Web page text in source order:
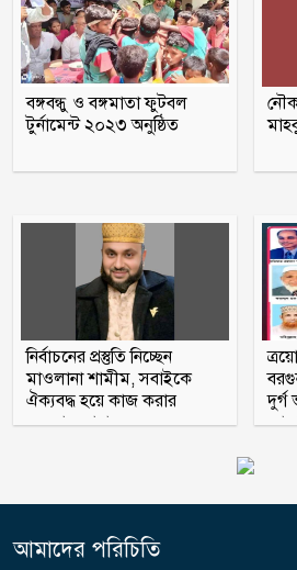
হাসিনার
ভারত
বিমানমন্ত্রীর
বিএনপি নেতার
বঙ্গবন্ধু ও বঙ্গমাতা ফুটবল
টুর্নামেন্ট ২০২৩ অনুষ্ঠিত
নির্বাচনের প্রস্তুতি নিচ্ছেন
মাওলানা শামীম, সবাইকে
ঐক্যবদ্ধ হয়ে কাজ করার
অহব্বান জানান
দুর্গ
আমাদের পরিচিতি